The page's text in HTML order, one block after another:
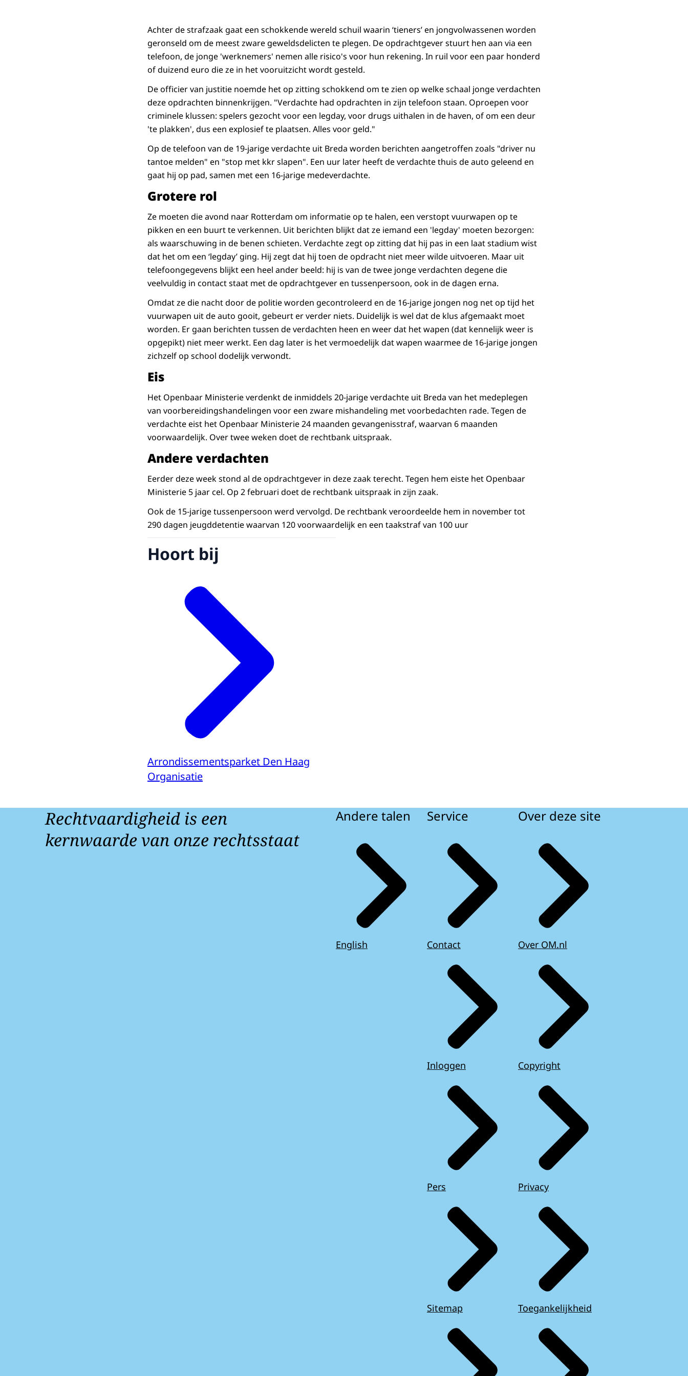
Achter de strafzaak gaat een schokkende wereld schuil waarin ‘tieners’ en jongvolwassenen worden
geronseld om de meest zware geweldsdelicten te plegen. De opdrachtgever stuurt hen aan via een
telefoon, de jonge 'werknemers' nemen alle risico's voor hun rekening. In ruil voor een paar honderd
of duizend euro die ze in het vooruitzicht wordt gesteld.
De officier van justitie noemde het op zitting schokkend om te zien op welke schaal jonge verdachten
deze opdrachten binnenkrijgen. "Verdachte had opdrachten in zijn telefoon staan. Oproepen voor
criminele klussen: spelers gezocht voor een legday, voor drugs uithalen in de haven, of om een deur
'te plakken', dus een explosief te plaatsen. Alles voor geld."
Op de telefoon van de 19-jarige verdachte uit Breda worden berichten aangetroffen zoals "driver nu
tantoe melden" en "stop met kkr slapen". Een uur later heeft de verdachte thuis de auto geleend en
gaat hij op pad, samen met een 16-jarige medeverdachte.
Grotere rol
Ze moeten die avond naar Rotterdam om informatie op te halen, een verstopt vuurwapen op te
pikken en een buurt te verkennen. Uit berichten blijkt dat ze iemand een 'legday' moeten bezorgen:
als waarschuwing in de benen schieten. Verdachte zegt op zitting dat hij pas in een laat stadium wist
dat het om een ‘legday’ ging. Hij zegt dat hij toen de opdracht niet meer wilde uitvoeren. Maar uit
telefoongegevens blijkt een heel ander beeld: hij is van de twee jonge verdachten degene die
veelvuldig in contact staat met de opdrachtgever en tussenpersoon, ook in de dagen erna.
Omdat ze die nacht door de politie worden gecontroleerd en de 16-jarige jongen nog net op tijd het
vuurwapen uit de auto gooit, gebeurt er verder niets. Duidelijk is wel dat de klus afgemaakt moet
worden. Er gaan berichten tussen de verdachten heen en weer dat het wapen (dat kennelijk weer is
opgepikt) niet meer werkt. Een dag later is het vermoedelijk dat wapen waarmee de 16-jarige jongen
zichzelf op school dodelijk verwondt.
Eis
Het Openbaar Ministerie verdenkt de inmiddels 20-jarige verdachte uit Breda van het medeplegen
van voorbereidingshandelingen voor een zware mishandeling met voorbedachten rade. Tegen de
verdachte eist het Openbaar Ministerie 24 maanden gevangenisstraf, waarvan 6 maanden
voorwaardelijk. Over twee weken doet de rechtbank uitspraak.
Andere verdachten
Eerder deze week stond al de opdrachtgever in deze zaak terecht. Tegen hem eiste het Openbaar
Ministerie 5 jaar cel. Op 2 februari doet de rechtbank uitspraak in zijn zaak.
Ook de 15-jarige tussenpersoon werd vervolgd. De rechtbank veroordeelde hem in november tot
290 dagen jeugddetentie waarvan 120 voorwaardelijk en een taakstraf van 100 uur
Hoort bij
Arrondissementsparket Den Haag
Organisatie
Rechtvaardigheid is een
kernwaarde van onze rechtsstaat
Andere talen
English
Service
Contact
Inloggen
Pers
Sitemap
Over deze site
Over OM.nl
Copyright
Privacy
Toegankelijkheid